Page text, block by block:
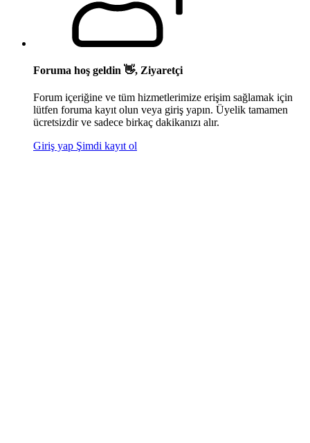
Foruma hoş geldin 👋, Ziyaretçi
Forum içeriğine ve tüm hizmetlerimize erişim sağlamak için
lütfen foruma kayıt olun veya giriş yapın. Üyelik tamamen
ücretsizdir ve sadece birkaç dakikanızı alır.
Giriş yap Şimdi kayıt ol